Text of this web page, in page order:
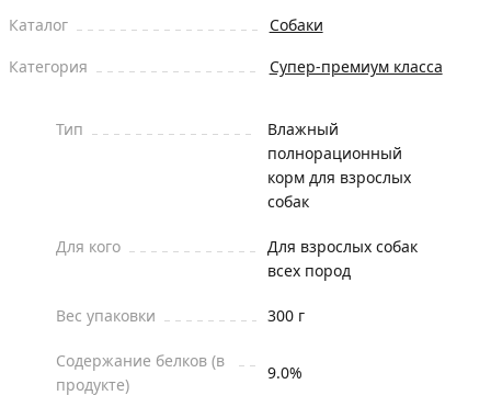
Каталог
Собаки
Категория
Супер-премиум класса
Тип
Влажный
полнорационный
корм для взрослых
собак
Для кого
Для взрослых собак
всех пород
Вес упаковки 300 г
Содержание белков (в
продукте)
9.0%